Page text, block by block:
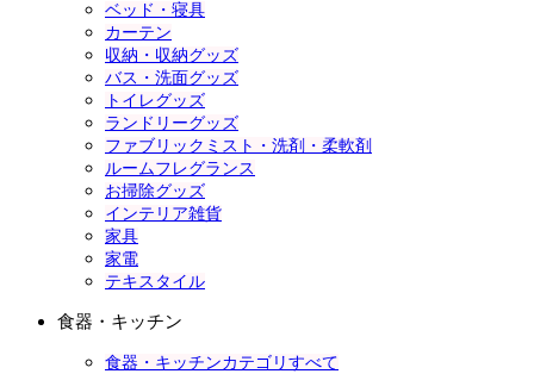
ベッド・寝具
カーテン
収納・収納グッズ
バス・洗面グッズ
トイレグッズ
ランドリーグッズ
ファブリックミスト・洗剤・柔軟剤
ルームフレグランス
お掃除グッズ
インテリア雑貨
家具
家電
テキスタイル
食器・キッチン
食器・キッチンカテゴリすべて